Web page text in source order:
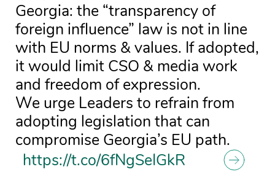
Georgia: the “transparency of
foreign influence” law is not in line
with EU norms & values. If adopted,
it would limit CSO & media work
and freedom of expression.
We urge Leaders to refrain from
adopting legislation that can
compromise Georgia’s EU path.
https://t.co/6fNgSeIGkR